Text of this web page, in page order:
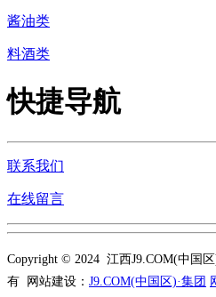
酱油类
料酒类
快捷导航
联系我们
在线留言
Copyright © 2024 江西J9.COM(中国
有 网站建设： J9.COM(中国区)·集团